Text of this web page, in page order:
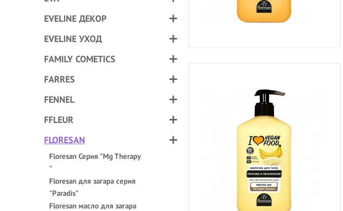
EVELINE ДЕКОР
EVELINE УХОД
FAMILY COMETICS
FARRES
FENNEL
FFLEUR
FLORESAN
Floresan Серия "Mg Therapy
"
Floresan для загара cерия
"Paradis"
Floresan масло для загара